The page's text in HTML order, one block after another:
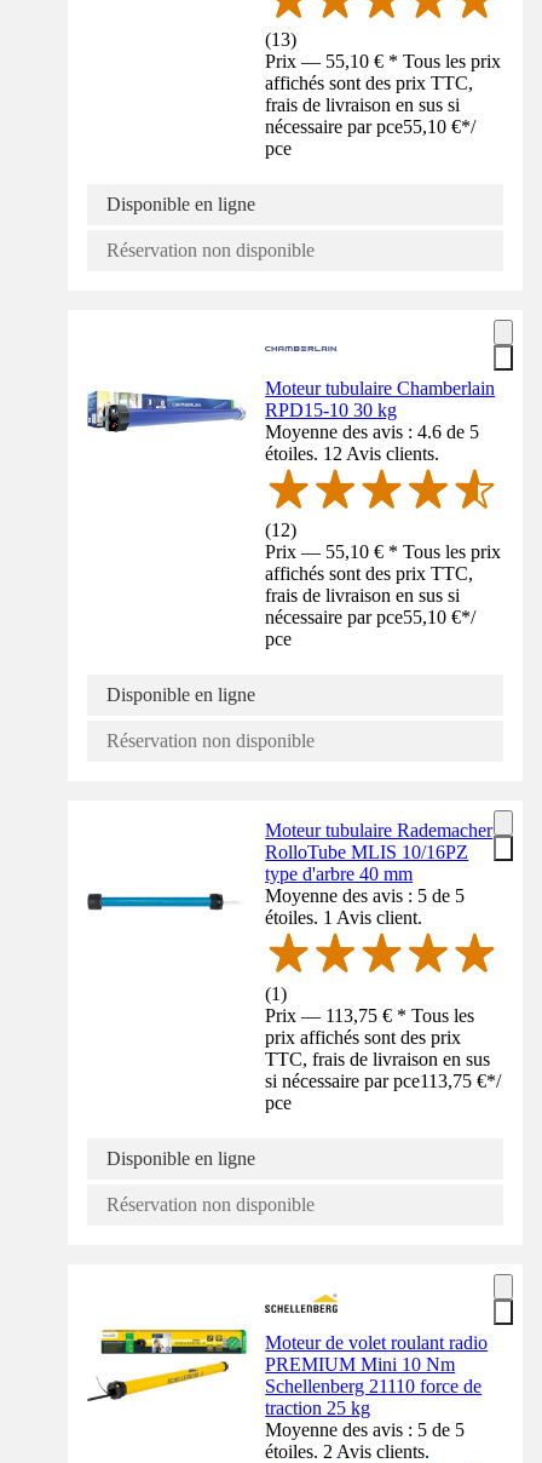
(13)
Prix — 55,10 € * Tous les prix
affichés sont des prix TTC,
frais de livraison en sus si
nécessaire par pce55,10 €*/
pce
Disponible en ligne
Réservation non disponible
Moteur tubulaire Chamberlain
RPD15-10 30 kg
Moyenne des avis : 4.6 de 5
étoiles. 12 Avis clients.
(12)
Prix — 55,10 € * Tous les prix
affichés sont des prix TTC,
frais de livraison en sus si
nécessaire par pce55,10 €*/
pce
Disponible en ligne
Réservation non disponible
Moteur tubulaire Rademacher
RolloTube MLIS 10/16PZ
type d'arbre 40 mm
Moyenne des avis : 5 de 5
étoiles. 1 Avis client.
(1)
Prix — 113,75 € * Tous les
prix affichés sont des prix
TTC, frais de livraison en sus
si nécessaire par pce113,75 €*/
pce
Disponible en ligne
Réservation non disponible
Moteur de volet roulant radio
PREMIUM Mini 10 Nm
Schellenberg 21110 force de
traction 25 kg
Moyenne des avis : 5 de 5
étoiles. 2 Avis clients.